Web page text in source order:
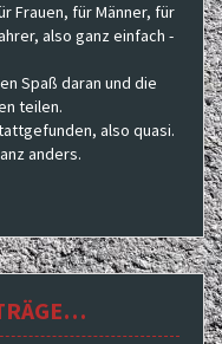
Frauen, für Männer, für
also ganz einfach -
Spaß daran und die
teilen.
also quasi.
anders.